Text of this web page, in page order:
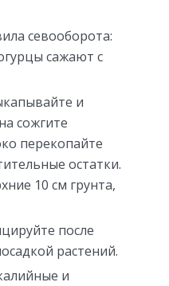
севооборота:
сажают с
и
сожгите
перекопайте
остатки.
10 см грунта,
после
растений.
и